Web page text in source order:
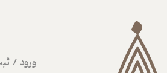
ورود /